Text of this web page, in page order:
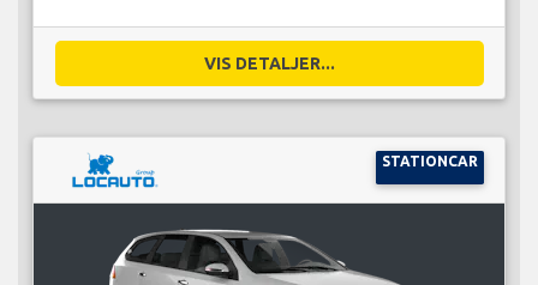
VIS DETALJER...
STATIONCAR